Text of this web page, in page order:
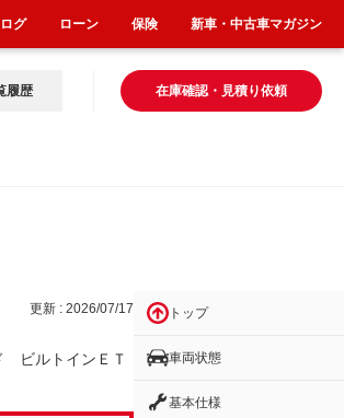
在庫確認・見積り依頼
履歴
更新 : 2026/07/17
ルトインＥＴ
トップ
車両状態
基本仕様
グ ローン 保険 新車・中古車マガジン